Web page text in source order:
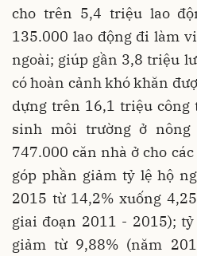
cho trên 5,4 triệu lao
135.000 lao động đi làm
ngoài; giúp gần 3,8 triệu
có hoàn cảnh khó khăn
dựng trên 16,1 triệu công
sinh môi trường ở nông
747.000 căn nhà ở cho
góp phần giảm tỷ lệ hộ
2015 từ 14,2% xuống
giai đoạn 2011 - 2015);
giảm từ 9,88% (năm